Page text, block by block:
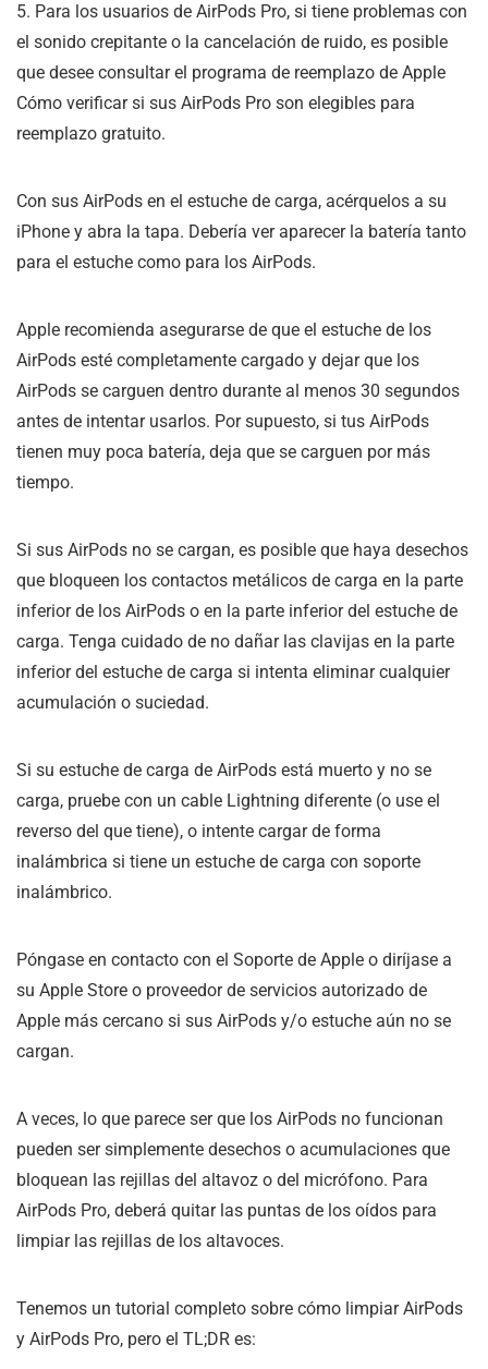
5. Para los usuarios de AirPods Pro, si tiene problemas con
el sonido crepitante o la cancelación de ruido, es posible
que desee consultar el programa de reemplazo de Apple
Cómo verificar si sus AirPods Pro son elegibles para
reemplazo gratuito.
Con sus AirPods en el estuche de carga, acérquelos a su
iPhone y abra la tapa. Debería ver aparecer la batería tanto
para el estuche como para los AirPods.
Apple recomienda asegurarse de que el estuche de los
AirPods esté completamente cargado y dejar que los
AirPods se carguen dentro durante al menos 30 segundos
antes de intentar usarlos. Por supuesto, si tus AirPods
tienen muy poca batería, deja que se carguen por más
tiempo.
Si sus AirPods no se cargan, es posible que haya desechos
que bloqueen los contactos metálicos de carga en la parte
inferior de los AirPods o en la parte inferior del estuche de
carga. Tenga cuidado de no dañar las clavijas en la parte
inferior del estuche de carga si intenta eliminar cualquier
acumulación o suciedad.
Si su estuche de carga de AirPods está muerto y no se
carga, pruebe con un cable Lightning diferente (o use el
reverso del que tiene), o intente cargar de forma
inalámbrica si tiene un estuche de carga con soporte
inalámbrico.
Póngase en contacto con el Soporte de Apple o diríjase a
su Apple Store o proveedor de servicios autorizado de
Apple más cercano si sus AirPods y/o estuche aún no se
cargan.
A veces, lo que parece ser que los AirPods no funcionan
pueden ser simplemente desechos o acumulaciones que
bloquean las rejillas del altavoz o del micrófono. Para
AirPods Pro, deberá quitar las puntas de los oídos para
limpiar las rejillas de los altavoces.
Tenemos un tutorial completo sobre cómo limpiar AirPods
y AirPods Pro, pero el TL;DR es: